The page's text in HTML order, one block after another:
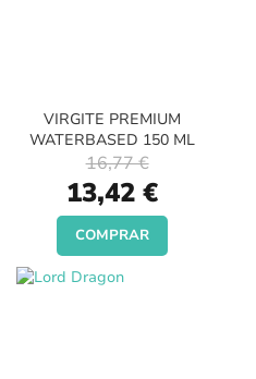
VIRGITE PREMIUM
WATERBASED 150 ML
Special
Price
13,42 €
16,77 €
COMPRAR